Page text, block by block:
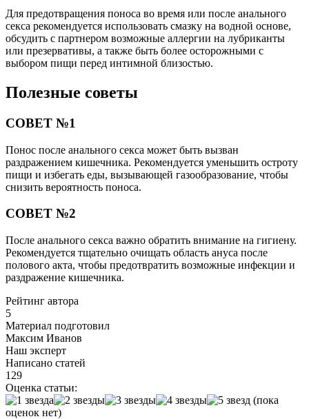
Для предотвращения поноса во время или после анального
секса рекомендуется использовать смазку на водной основе,
обсудить с партнером возможные аллергии на лубриканты
или презервативы, а также быть более осторожными с
выбором пищи перед интимной близостью.
Полезные советы
СОВЕТ №1
Понос после анального секса может быть вызван
раздражением кишечника. Рекомендуется уменьшить остроту
пищи и избегать еды, вызывающей газообразование, чтобы
снизить вероятность поноса.
СОВЕТ №2
После анального секса важно обратить внимание на гигиену.
Рекомендуется тщательно очищать область ануса после
полового акта, чтобы предотвратить возможные инфекции и
раздражение кишечника.
Рейтинг автора
5
Материал подготовил
Максим Иванов
Наш эксперт
Написано статей
129
Оценка статьи:
(пока
оценок нет)